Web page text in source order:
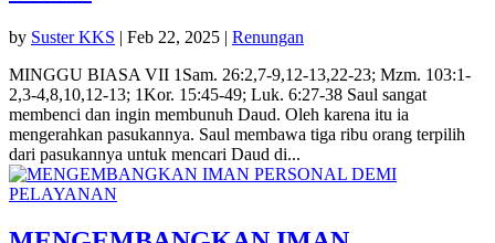
by Suster KKS | Feb 22, 2025 | Renungan
MINGGU BIASA VII 1Sam. 26:2,7-9,12-13,22-23; Mzm. 103:1-
2,3-4,8,10,12-13; 1Kor. 15:45-49; Luk. 6:27-38 Saul sangat
membenci dan ingin membunuh Daud. Oleh karena itu ia
mengerahkan pasukannya. Saul membawa tiga ribu orang terpilih
dari pasukannya untuk mencari Daud di...